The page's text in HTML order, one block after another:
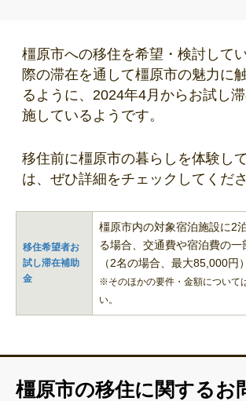
橿原市への移住を希望・検討して
際の滞在を通して橿原市の魅力に
るように、2024年4月からお試し
施しているようです。
移住前に橿原市の暮らしを体験し
は、ぜひ詳細をチェックしてくださ
移住希望者お
試し滞在補助
金
橿原市内の対象宿泊施設に2
る場合、交通費や宿泊費の一
（2名の場合、最大85,000円）
※そのほかの要件・金額について
い。
橿原市の移住に関するお